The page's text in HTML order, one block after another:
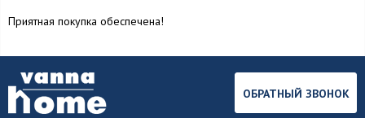
Приятная покупка обеспечена!
ОБРАТНЫЙ ЗВОНОК